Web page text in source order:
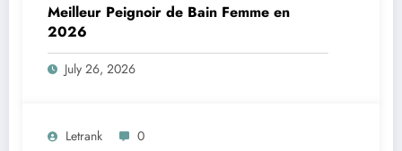
Meilleur Peignoir de Bain Femme en
2026
July 26, 2026
Letrank 0